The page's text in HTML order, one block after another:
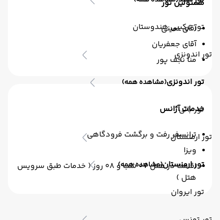
تور ترکیبی هندوستان
تور اندونزی
تور اندونزی(مشاهده همه)
تور بالی
تور ارمنستان
تور ارمنستان(مشاهده همه)
تور ایروان
مسئولین تور
آقای نمینی
آقای جعفریان
منا نجف پور
خدمات آژانس
ترانسفر رفت و برگشت فرودگاهی
ویزا
اقامت در هتل 07 شب و 08 روز ( خدمات طبق سرویس
هتل )